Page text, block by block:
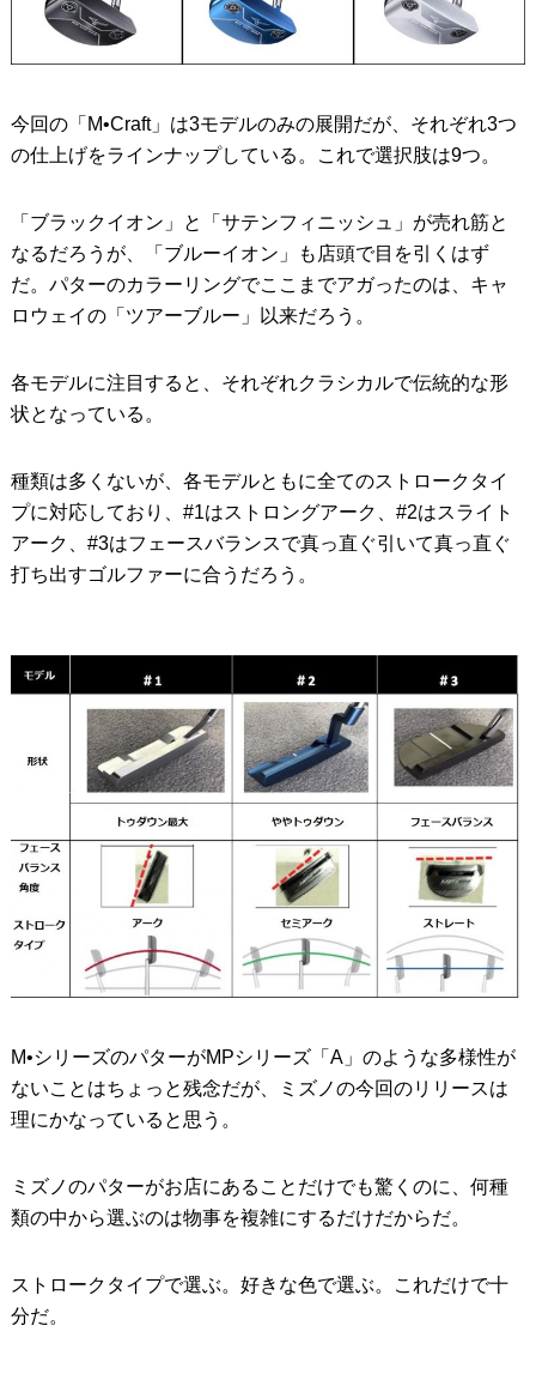
今回の「M•Craft」は3モデルのみの展開だが、それぞれ3つ
の仕上げをラインナップしている。これで選択肢は9つ。
「ブラックイオン」と「サテンフィニッシュ」が売れ筋と
なるだろうが、「ブルーイオン」も店頭で目を引くはず
だ。パターのカラーリングでここまでアガったのは、キャ
ロウェイの「ツアーブルー」以来だろう。
各モデルに注目すると、それぞれクラシカルで伝統的な形
状となっている。
種類は多くないが、各モデルともに全てのストロークタイ
プに対応しており、#1はストロングアーク、#2はスライト
アーク、#3はフェースバランスで真っ直ぐ引いて真っ直ぐ
打ち出すゴルファーに合うだろう。
M•シリーズのパターがMPシリーズ「A」のような多様性が
ないことはちょっと残念だが、ミズノの今回のリリースは
理にかなっていると思う。
ミズノのパターがお店にあることだけでも驚くのに、何種
類の中から選ぶのは物事を複雑にするだけだからだ。
ストロークタイプで選ぶ。好きな色で選ぶ。これだけで十
分だ。